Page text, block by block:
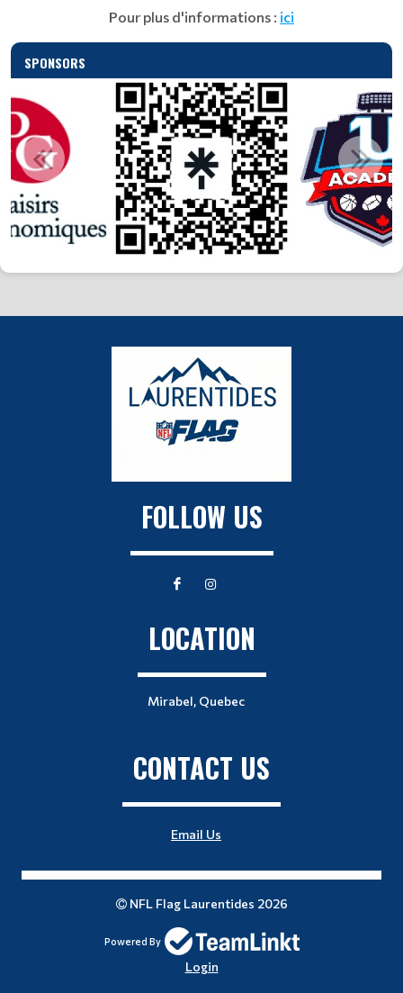
Pour plus d'informations : ici
SPONSORS
FOLLOW US
LOCATION
Mirabel, Quebec
CONTACT US
Email Us
NFL Flag Laurentides 2026
Powered By
Login